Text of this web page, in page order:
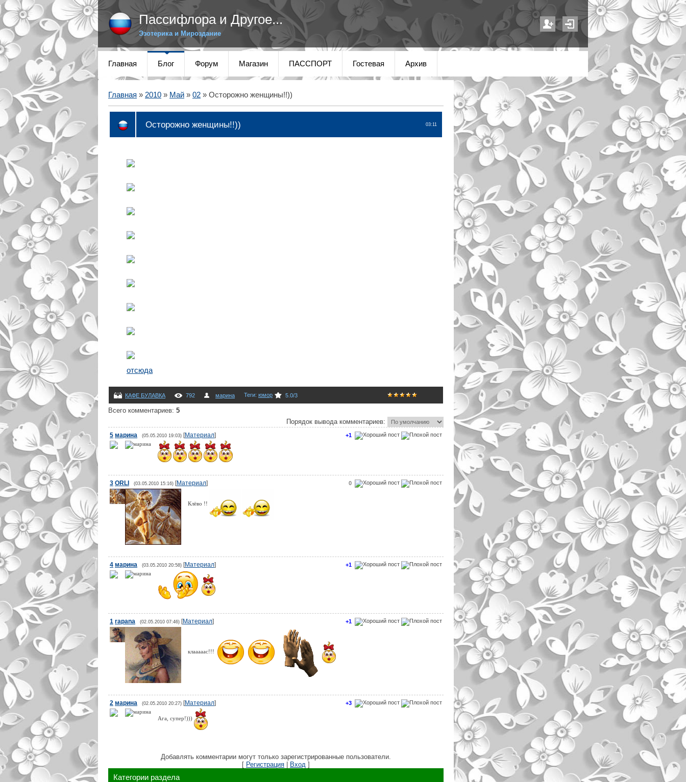
Пассифлора и Другое...
Эзотерика и Мироздание
Главная Блог Форум Магазин ПАССПОРТ Гостевая Архив
Главная » 2010 » Май » 02 » Осторожно женщины!!))
03:11
Осторожно женщины!!))
отсюда
КАФЕ БУЛАВКА 792 марина Теги: юмор 5.0/3
Всего комментариев: 5
Порядок вывода комментариев:
+1
5 марина (05.05.2010 19:03) [Материал]
0
3 ORLI (03.05.2010 15:16) [Материал]
Клёво !!
+1
4 марина (03.05.2010 20:58) [Материал]
+1
1 rapana (02.05.2010 07:46) [Материал]
клааааас!!!
+3
2 марина (02.05.2010 20:27) [Материал]
Ага, супер!)))
Добавлять комментарии могут только зарегистрированные пользователи.
[ Регистрация | Вход ]
Категории раздела